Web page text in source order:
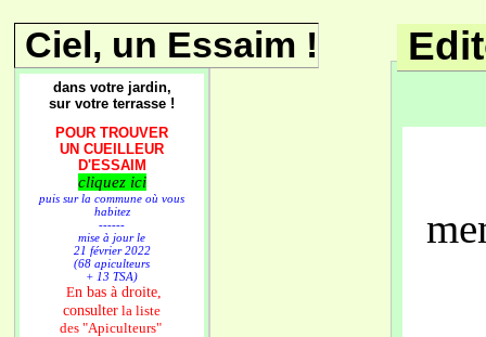
Ciel, un Essaim !
dans votre jardin,
sur votre terrasse !
POUR TROUVER
UN CUEILLEUR
D'ESSAIM
cliquez ici
puis sur la commune où vous
habitez
------
mise à jour le
21 février 2022
(68 apiculteurs
+ 13 TSA)
En bas à droite,
consulter la liste
des "Apiculteurs"